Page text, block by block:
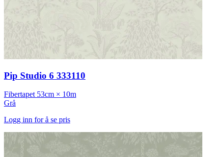
Pip Studio 6 333110
Fibertapet 53cm × 10m
Grå
Logg inn for å se pris